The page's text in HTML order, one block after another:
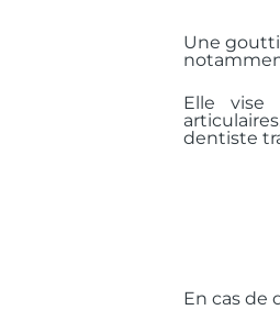
Une
Elle vise
dentiste
En cas de